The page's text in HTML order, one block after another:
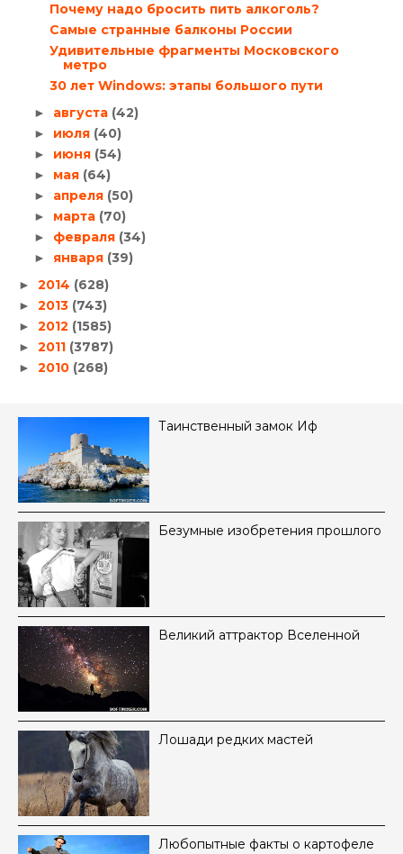
Почему надо бросить пить алкоголь?
Самые странные балконы России
Удивительные фрагменты Московского
метро
30 лет Windows: этапы большого пути
► августа (42)
► июля (40)
► июня (54)
► мая (64)
► апреля (50)
► марта (70)
► февраля (34)
► января (39)
► 2014 (628)
► 2013 (743)
► 2012 (1585)
► 2011 (3787)
► 2010 (268)
Таинственный замок Иф
Безумные изобретения прошлого
Великий аттрактор Вселенной
Лошади редких мастей
Любопытные факты о картофеле